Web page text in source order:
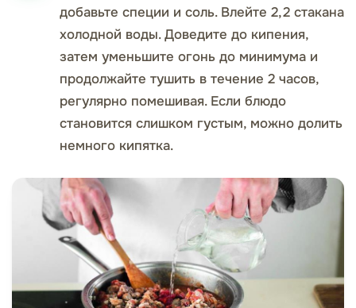
добавьте специи и соль. Влейте 2,2 стакана
холодной воды. Доведите до кипения,
затем уменьшите огонь до минимума и
продолжайте тушить в течение 2 часов,
регулярно помешивая. Если блюдо
становится слишком густым, можно долить
немного кипятка.